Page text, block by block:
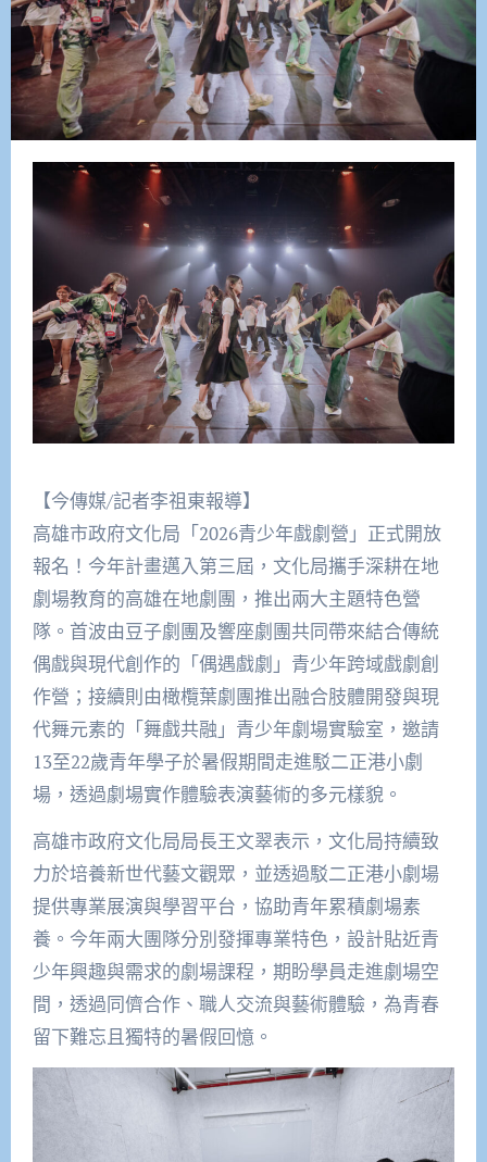
【今傳媒/記者李祖東報導】
高雄市政府文化局「2026青少年戲劇營」正式開放
報名！今年計畫邁入第三屆，文化局攜手深耕在地
劇場教育的高雄在地劇團，推出兩大主題特色營
隊。首波由豆子劇團及響座劇團共同帶來結合傳統
偶戲與現代創作的「偶遇戲劇」青少年跨域戲劇創
作營；接續則由橄欖葉劇團推出融合肢體開發與現
代舞元素的「舞戲共融」青少年劇場實驗室，邀請
13至22歲青年學子於暑假期間走進駁二正港小劇
場，透過劇場實作體驗表演藝術的多元樣貌。
高雄市政府文化局局長王文翠表示，文化局持續致
力於培養新世代藝文觀眾，並透過駁二正港小劇場
提供專業展演與學習平台，協助青年累積劇場素
養。今年兩大團隊分別發揮專業特色，設計貼近青
少年興趣與需求的劇場課程，期盼學員走進劇場空
間，透過同儕合作、職人交流與藝術體驗，為青春
留下難忘且獨特的暑假回憶。